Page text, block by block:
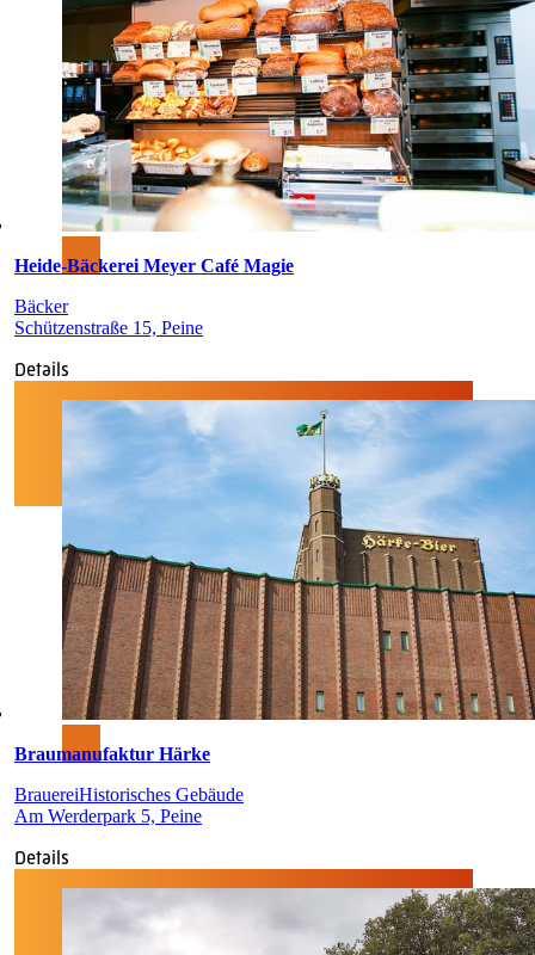
Heide-Bäckerei Meyer Café Magie
Bäcker
Schützenstraße 15, Peine
Details
Braumanufaktur Härke
BrauereiHistorisches Gebäude
Am Werderpark 5, Peine
Details